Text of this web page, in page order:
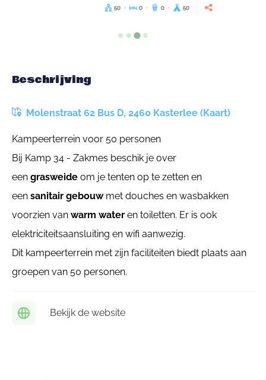
50 0 0 50
Beschrijving
Molenstraat 62 Bus D, 2460 Kasterlee (Kaart)
Kampeerterrein voor 50 personen
Bij Kamp 34 - Zakmes beschik je over
een grasweide om je tenten op te zetten en
een sanitair gebouwmet douches en wasbakken
voorzien van warm water en toiletten. Er is ook
elektriciteitsaansluiting en wifi aanwezig.
Dit kampeerterrein met zijn faciliteiten biedt plaats aan
groepen van 50 personen.
Bekijk de website